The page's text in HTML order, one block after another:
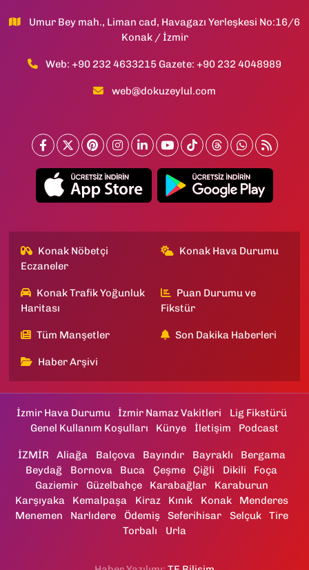
Umur Bey mah., Liman cad, Havagazı Yerleşkesi No:16/6
Konak / İzmir
Web: +90 232 4633215 Gazete: +90 232 4048989
web@dokuzeylul.com
Konak Nöbetçi
Eczaneler
Konak Hava Durumu
Konak Trafik Yoğunluk
Haritası
Puan Durumu ve
Fikstür
Tüm Manşetler Son Dakika Haberleri
Haber Arşivi
İzmir Hava Durumu İzmir Namaz Vakitleri
Lig Fikstürü
Genel Kullanım Koşulları
Künye İletişim Podcast
İZMİR Aliağa Balçova Bayındır Bayraklı
Bergama
Beydağ
Bornova Buca Çeşme Çiğli Dikili
Foça
Gaziemir
Güzelbahçe Karabağlar
Karaburun
Karşıyaka
Kemalpaşa Kiraz Kınık Konak
Menderes
Menemen
Narlıdere Ödemiş Seferihisar Selçuk
Tire
Torbalı
Urla